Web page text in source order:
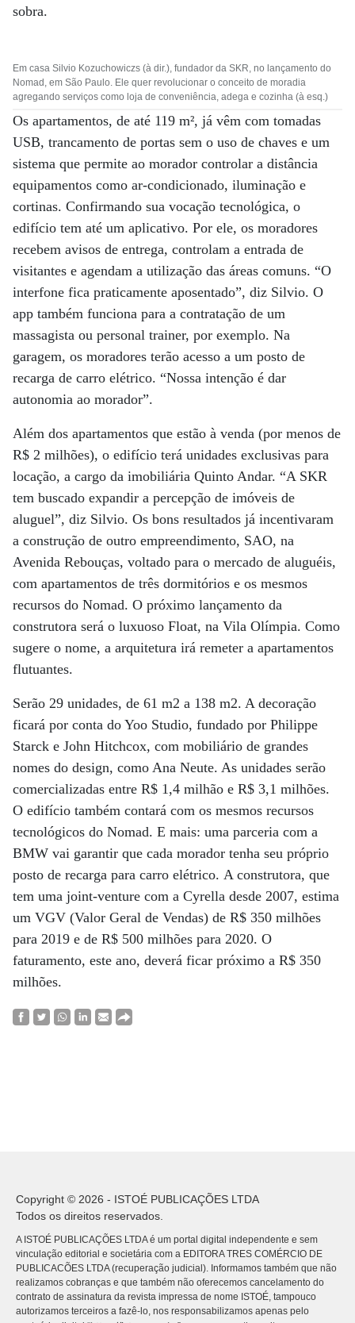
sobra.
Em casa Silvio Kozuchowiczs (à dir.), fundador da SKR, no lançamento do
Nomad, em São Paulo. Ele quer revolucionar o conceito de moradia
agregando serviços como loja de conveniência, adega e cozinha (à esq.)
Os apartamentos, de até 119 m², já vêm com tomadas
USB, trancamento de portas sem o uso de chaves e um
sistema que permite ao morador controlar a distância
equipamentos como ar-condicionado, iluminação e
cortinas. Confirmando sua vocação tecnológica, o
edifício tem até um aplicativo. Por ele, os moradores
recebem avisos de entrega, controlam a entrada de
visitantes e agendam a utilização das áreas comuns. “O
interfone fica praticamente aposentado”, diz Silvio. O
app também funciona para a contratação de um
massagista ou personal trainer, por exemplo. Na
garagem, os moradores terão acesso a um posto de
recarga de carro elétrico. “Nossa intenção é dar
autonomia ao morador”.
Além dos apartamentos que estão à venda (por menos de
R$ 2 milhões), o edifício terá unidades exclusivas para
locação, a cargo da imobiliária Quinto Andar. “A SKR
tem buscado expandir a percepção de imóveis de
aluguel”, diz Silvio. Os bons resultados já incentivaram
a construção de outro empreendimento, SAO, na
Avenida Rebouças, voltado para o mercado de aluguéis,
com apartamentos de três dormitórios e os mesmos
recursos do Nomad. O próximo lançamento da
construtora será o luxuoso Float, na Vila Olímpia. Como
sugere o nome, a arquitetura irá remeter a apartamentos
flutuantes.
Serão 29 unidades, de 61 m2 a 138 m2. A decoração
ficará por conta do Yoo Studio, fundado por Philippe
Starck e John Hitchcox, com mobiliário de grandes
nomes do design, como Ana Neute. As unidades serão
comercializadas entre R$ 1,4 milhão e R$ 3,1 milhões.
O edifício também contará com os mesmos recursos
tecnológicos do Nomad. E mais: uma parceria com a
BMW vai garantir que cada morador tenha seu próprio
posto de recarga para carro elétrico. A construtora, que
tem uma joint-venture com a Cyrella desde 2007, estima
um VGV (Valor Geral de Vendas) de R$ 350 milhões
para 2019 e de R$ 500 milhões para 2020. O
faturamento, este ano, deverá ficar próximo a R$ 350
milhões.
Copyright © 2026 - ISTOÉ PUBLICAÇÕES LTDA
Todos os direitos reservados.
A ISTOÉ PUBLICAÇÕES LTDA é um portal digital independente e sem
vinculação editorial e societária com a EDITORA TRES COMÉRCIO DE
PUBLICACÕES LTDA (recuperação judicial). Informamos também que não
realizamos cobranças e que também não oferecemos cancelamento do
contrato de assinatura da revista impressa de nome ISTOÉ, tampouco
autorizamos terceiros a fazê-lo, nos responsabilizamos apenas pelo